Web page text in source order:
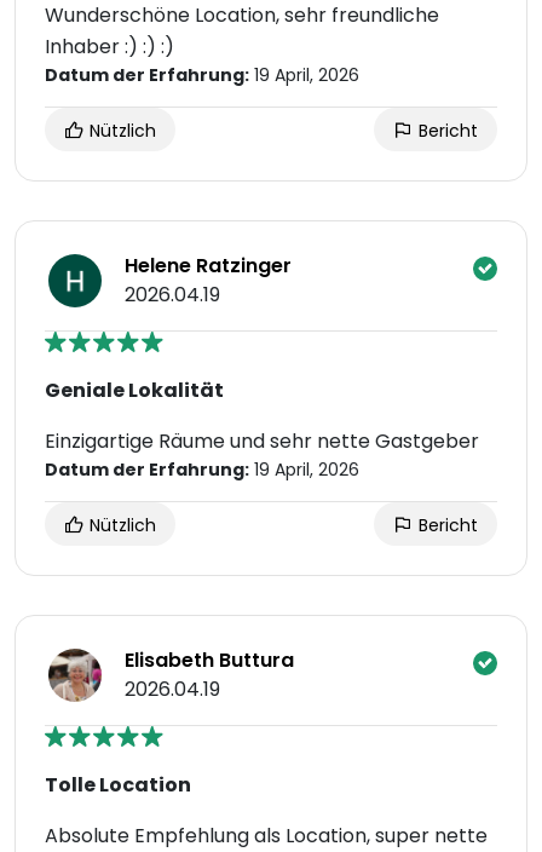
Wunderschöne Location, sehr freundliche
Inhaber :) :) :)
Datum der Erfahrung: 19 April, 2026
Nützlich Bericht
Helene Ratzinger
2026.04.19
Geniale Lokalität
Einzigartige Räume und sehr nette Gastgeber
Datum der Erfahrung: 19 April, 2026
Nützlich Bericht
Elisabeth Buttura
2026.04.19
Tolle Location
Absolute Empfehlung als Location, super nette